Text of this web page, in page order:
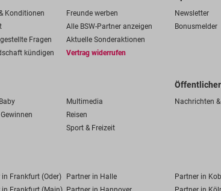
Konditionen
Freunde werben
Alle BSW-Partner anzeigen
Fragen
Aktuelle Sonderaktionen
kündigen
Vertrag widerrufen
Newsletter
Bonusmelder
Multimedia
Reisen
Sport & Freizeit
Nachrichten
in Frankfurt (Oder) Partner in Halle Partner in